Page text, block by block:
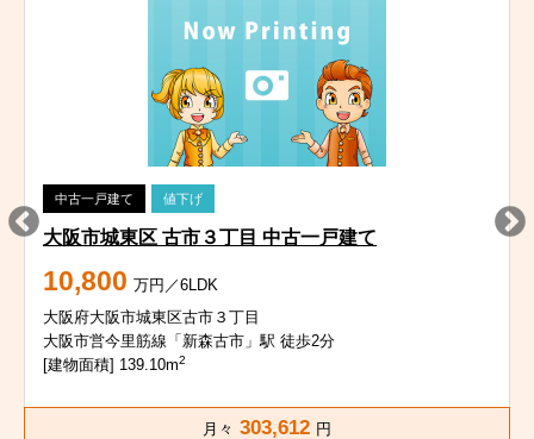
中古一戸建て 値下げ
大阪市城東区 古市３丁目 中古一戸建て
10,800 万円／6LDK
大阪府大阪市城東区古市３丁目
大阪市営今里筋線「新森古市」駅 徒歩2分
[建物面積] 139.10m2
月々 303,612 円